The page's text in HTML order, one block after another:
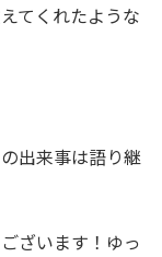
てくれたような
出来事は語り継
ざいます！ゆっ